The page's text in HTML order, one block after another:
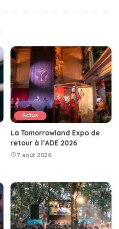
Actus
La Tomorrowland Expo de
retour à l’ADE 2026
7 août 2026